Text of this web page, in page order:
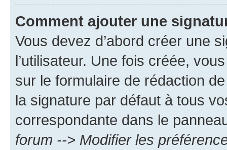
Comment ajouter une
Vous devez d’abord créer une
l’utilisateur. Une fois créée,
sur le formulaire de rédaction
la signature par défaut à tous
correspondante dans le
forum --> Modifier les